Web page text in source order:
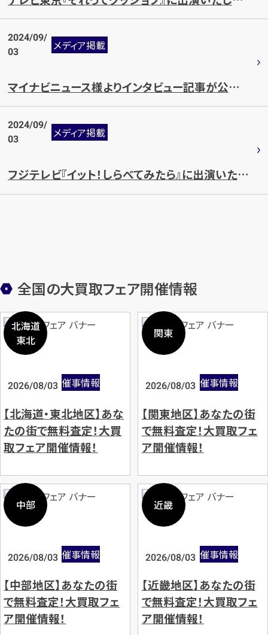
2024/09/
03
メディア掲載
マイナビニュース様よりインタビュー記事が公開されました。
2024/09/
03
メディア掲載
フジテレビ『イット！しらべてみたら』に出演いたしました。
全国の大買取フェア開催情報
北海道
東北
2026/08/03 催事情報
【北海道・東北地区】あな
たの街で無料査定！大買
取フェア開催情報！
関東
2026/08/03 催事情報
【関東地区】あなたの街
で無料査定！大買取フェ
ア開催情報！
中部
2026/08/03 催事情報
【中部地区】あなたの街
で無料査定！大買取フェ
ア開催情報！
近畿
2026/08/03 催事情報
【近畿地区】あなたの街
で無料査定！大買取フェ
ア開催情報！